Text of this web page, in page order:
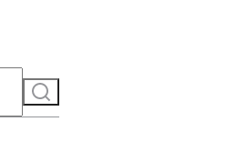
Szukaj
do serwisu